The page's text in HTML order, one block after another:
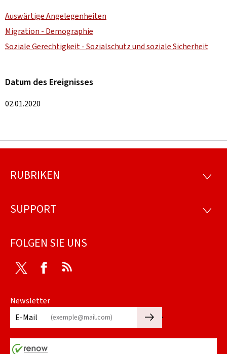
Auswärtige Angelegenheiten
Migration - Demographie
Soziale Gerechtigkeit - Sozialschutz und soziale Sicherheit
Datum des Ereignisses
02.01.2020
Footer
RUBRIKEN
SUPPORT
FOLGEN SIE UNS
Twitter Facebook
Newsletter
E-Mail
🡒